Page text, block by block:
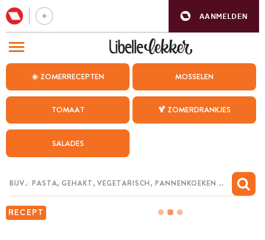
AANMELDEN
☀️ ZOMERRECEPTEN MOSSELEN
TOMAAT 🍹 ZOMERDRANKJES
SALADES
RECEPT
BEZOEK ONZE ANDERE WEBSITES
WEEKMENU
CHAT MET MAIA
MIJN BEWAARDE RECEPTEN